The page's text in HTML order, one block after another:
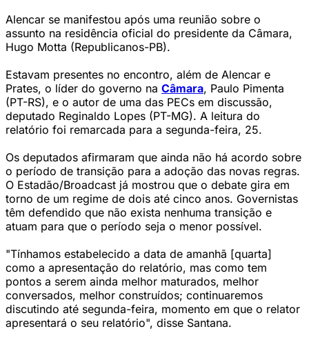
Alencar se manifestou após uma reunião sobre o
assunto na residência oficial do presidente da Câmara,
Hugo Motta (Republicanos-PB).
Estavam presentes no encontro, além de Alencar e
Prates, o líder do governo na Câmara, Paulo Pimenta
(PT-RS), e o autor de uma das PECs em discussão,
deputado Reginaldo Lopes (PT-MG). A leitura do
relatório foi remarcada para a segunda-feira, 25.
Os deputados afirmaram que ainda não há acordo sobre
o período de transição para a adoção das novas regras.
O Estadão/Broadcast já mostrou que o debate gira em
torno de um regime de dois até cinco anos. Governistas
têm defendido que não exista nenhuma transição e
atuam para que o período seja o menor possível.
"Tínhamos estabelecido a data de amanhã [quarta]
como a apresentação do relatório, mas como tem
pontos a serem ainda melhor maturados, melhor
conversados, melhor construídos; continuaremos
discutindo até segunda-feira, momento em que o relator
apresentará o seu relatório", disse Santana.